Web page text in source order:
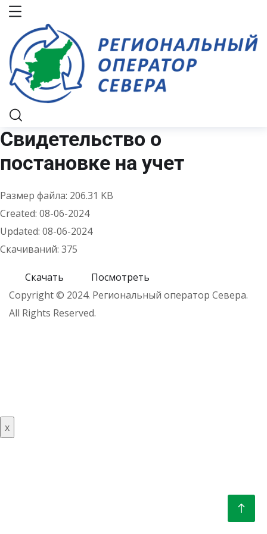
Свидетельство о
постановке на учет
Размер файла: 206.31 KB
Created: 08-06-2024
Updated: 08-06-2024
Скачиваний: 375
Скачать
Посмотреть
Copyright © 2024. Региональный оператор Севера.
All Rights Reserved.
x